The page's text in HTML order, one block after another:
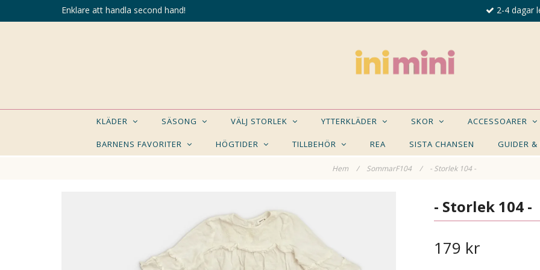
Enklare att handla second hand! 2-4 dagar
KLÄDER SÄSONG VÄLJ STORLEK YTTERKLÄDER SKOR ACCESSOARER
BARNENS FAVORITER HÖGTIDER TILLBEHÖR REA SISTA CHANSEN GUIDER &
Hem / SommarF104 / - Storlek 104 -
KANSKE NÅGON AV DESSA PRODUKTER KAN- Storlek 104 -
179 kr